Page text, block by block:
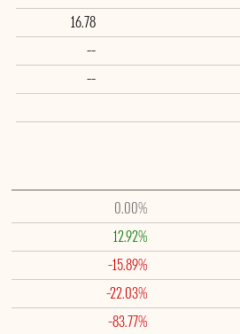
16.78
--
--
0.00%
12.92%
-15.89%
-22.03%
-83.77%